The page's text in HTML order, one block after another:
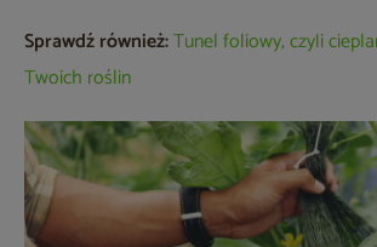
Sprawdź również:Tunel foliowy, czyli
Twoich roślin